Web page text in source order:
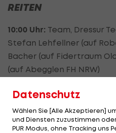
REITEN
10:00 Uhr: Team, Dressur
Stefan Lehfellner (auf
Bacher (auf Fidertraum
(auf Abegglen FH NRW)
RADSPORT
Datenschutz
Wählen Sie [Alle Akzeptieren]
und Diensten zuzustimmen
PUR Modus, ohne Tracking uns